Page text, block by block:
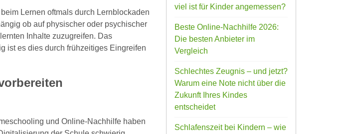
Lernen oftmals durch Lernblockaden
ob auf physischer oder psychischer
Inhalte zuzugreifen. Das
ist es dies durch frühzeitiges Eingreifen
und Online-Nachhilfe haben
viel ist für Kinder angemessen?
Beste Online-Nachhilfe 2026:
Die besten Anbieter im
Vergleich
Schlechtes Zeugnis – und jetzt?
Warum eine Note nicht über die
Zukunft Ihres Kindes
entscheidet
Schlafenszeit bei Kindern – wie